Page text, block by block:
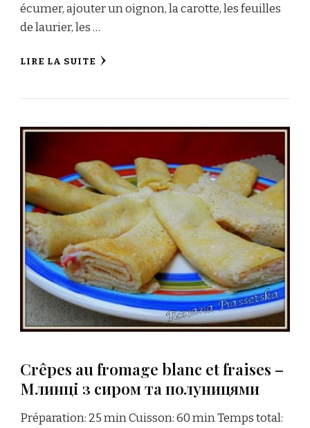
écumer, ajouter un oignon, la carotte, les feuilles
de laurier, les …
LIRE LA SUITE
Crêpes au fromage blanc et fraises –
Млинці з сиром та полуницями
Préparation: 25 min Cuisson: 60 min Temps total: